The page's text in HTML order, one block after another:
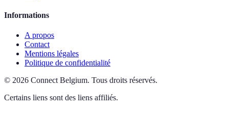
Informations
A propos
Contact
Mentions légales
Politique de confidentialité
© 2026 Connect Belgium. Tous droits réservés.
Certains liens sont des liens affiliés.